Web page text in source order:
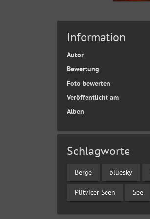
Information
Autor
Bewertung
Foto bewerten
Veröffentlicht am
Alben
Schlagworte
Berge bluesky
Plitvicer Seen See